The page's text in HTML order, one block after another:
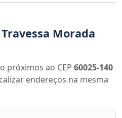
Morada
próximos ao CEP 60025-140
endereços na mesma